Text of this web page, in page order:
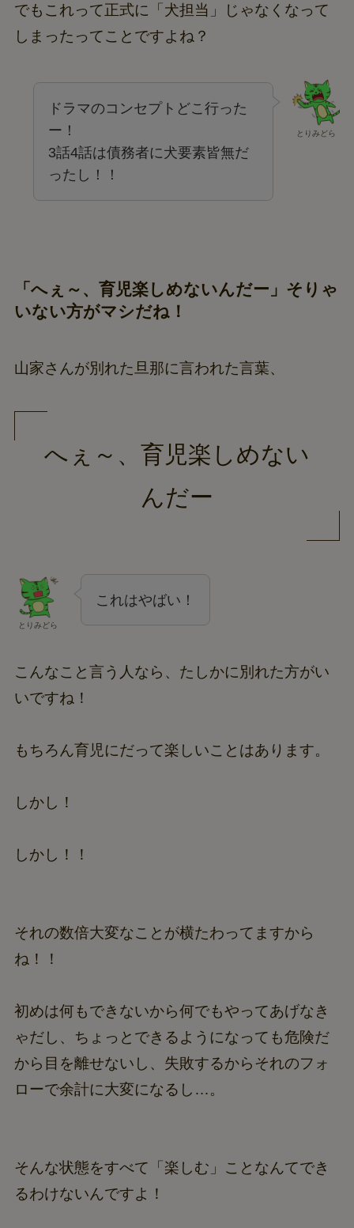
でもこれって正式に「犬担当」じゃなくなって
しまったってことですよね？
とりみどら
ドラマのコンセプトどこ行った
ー！
3話4話は債務者に犬要素皆無だ
ったし！！
「へぇ～、育児楽しめないんだー」そりゃ
いない方がマシだね！
山家さんが別れた旦那に言われた言葉、
へぇ～、育児楽しめない
んだー
とりみどら
これはやばい！
こんなこと言う人なら、たしかに別れた方がい
いですね！
もちろん育児にだって楽しいことはあります。
しかし！
しかし！！
それの数倍大変なことが横たわってますから
ね！！
初めは何もできないから何でもやってあげなき
ゃだし、ちょっとできるようになっても危険だ
から目を離せないし、失敗するからそれのフォ
ローで余計に大変になるし…。
そんな状態をすべて「楽しむ」ことなんてでき
るわけないんですよ！